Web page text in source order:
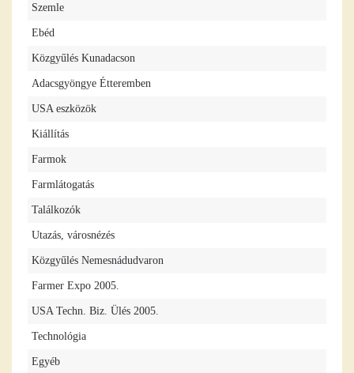
Szemle
Ebéd
Közgyűlés Kunadacson
Adacsgyöngye Étteremben
USA eszközök
Kiállítás
Farmok
Farmlátogatás
Találkozók
Utazás, városnézés
Közgyűlés Nemesnádudvaron
Farmer Expo 2005.
USA Techn. Biz. Ülés 2005.
Technológia
Egyéb